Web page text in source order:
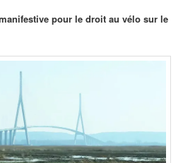
pour le droit au vélo sur le